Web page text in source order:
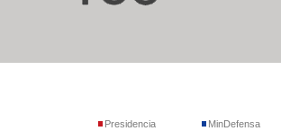
Presidencia
MinDefensa